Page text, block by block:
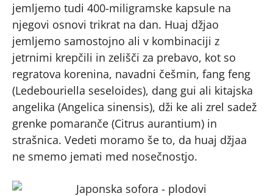
jemljemo tudi 400-miligramske kapsule na
njegovi osnovi trikrat na dan. Huaj džjao
jemljemo samostojno ali v kombinaciji z
jetrnimi krepčili in zelišči za prebavo, kot so
regratova korenina, navadni češmin, fang feng
(Ledebouriella seseloides), dang gui ali kitajska
angelika (Angelica sinensis), dži ke ali zrel sadež
grenke pomaranče (Citrus aurantium) in
strašnica. Vedeti moramo še to, da huaj džjaa
ne smemo jemati med nosečnostjo.